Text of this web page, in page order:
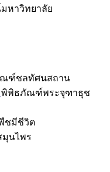
หาวิทยาลัย
ฑ์ชลทัศนสถาน
พิพิธภัณฑ์พระจุฑาธุช
ชมีชีวิต
นไพร